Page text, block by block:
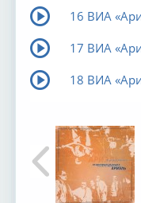
16 ВИА
17 ВИА
18 ВИА